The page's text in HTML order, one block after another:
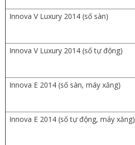
Innova V Luxury 2014 (số sàn)
Innova V Luxury 2014 (số tự động)
Innova E 2014 (số sàn, máy xăng)
Innova E 2014 (số tự động, máy xăng)